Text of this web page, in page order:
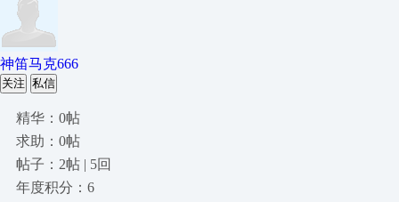
神笛马克666
关注 私信
精华：0帖
求助：0帖
帖子：2帖 | 5回
年度积分：6